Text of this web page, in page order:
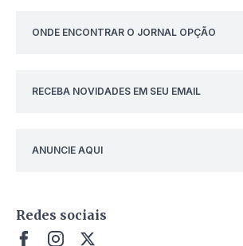
ONDE ENCONTRAR O JORNAL OPÇÃO
RECEBA NOVIDADES EM SEU EMAIL
ANUNCIE AQUI
Redes sociais